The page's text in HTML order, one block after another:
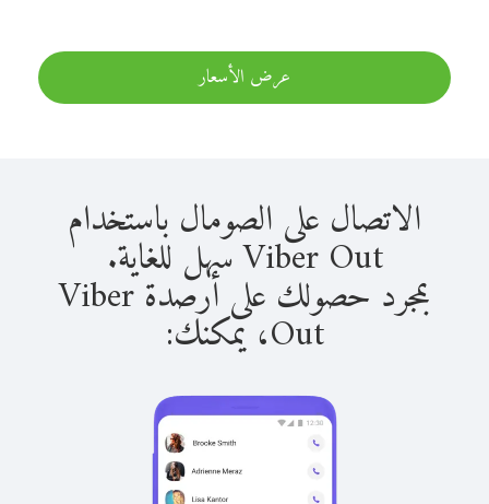
عرض الأسعار
الاتصال على الصومال باستخدام
Viber Out سهل للغاية.
بمجرد حصولك على أرصدة Viber
Out، يمكنك: